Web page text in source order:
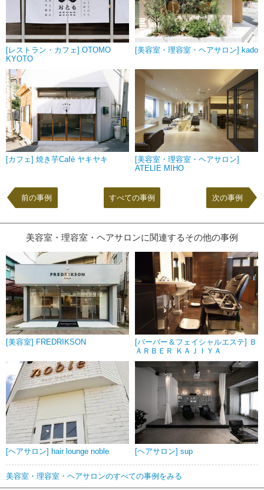
[レストラン・カフェ] OTOMO
KYOTO
[美容室・理容室・ヘアサロン] kado
[カフェ] 焼き芋Café ヤキヤキ
[美容室・理容室・ヘアサロン]
ATELIE MIHO
前の事例 次の事例
すべての事例
美容室・理容室・ヘアサロンに関連するその他の事例
[美容室] FREDRIKSON
[バーバー＆フェイシャルエステ] Ｂ
ＡＲＢＥＲ ＫＡＪＩＹＡ
[ヘアサロン] hair lounge noble [ヘアサロン] sup
美容室・理容室・ヘアサロンのすべての事例をみる